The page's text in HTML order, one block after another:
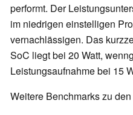
performt. Der
im niedrigen einstelligen
vernachlässigen. Das
SoC liegt bei 20 Watt,
Leistungsaufnahme bei 15
Weitere Benchmarks zu